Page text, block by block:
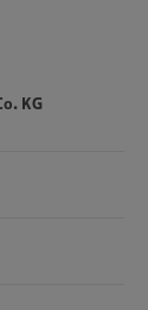
Bremen,
Anhalt,
Jahren ist
KG